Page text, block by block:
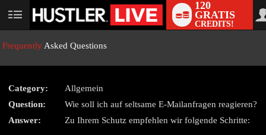
User
120
GRATIS
CREDITS!
Frequently Asked Questions
Category:
Allgemein
Question:
Wie soll ich auf seltsame E-Mailanfragen reagieren?
Answer:
Zu Ihrem Schutz empfehlen wir folgende Schritte:
LIMITED TIME OFFER!